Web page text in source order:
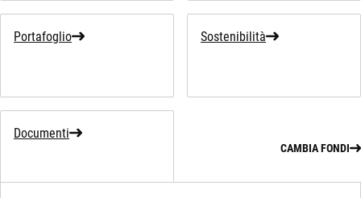
Portafoglio Sostenibilità
Documenti
CAMBIA FONDI